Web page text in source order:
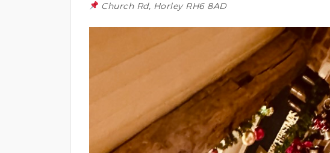
Church Rd, Horley RH6 8AD